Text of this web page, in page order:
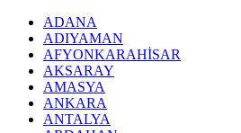
ADANA
ADIYAMAN
AFYONKARAHİSAR
AKSARAY
AMASYA
ANKARA
ANTALYA